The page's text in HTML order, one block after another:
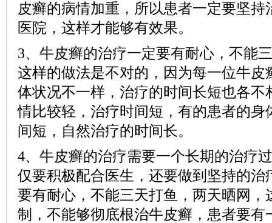
皮癣的病情加重，所以患者一定要坚持
医院，这样才能够有效果。
3、牛皮癣的治疗一定要有耐心，不能
这样的做法是不对的，因为每一位牛皮
体状况不一样，治疗的时间长短也各不
情比较轻，治疗时间短，有的患者的身
间短，自然治疗的时间长。
4、牛皮癣的治疗需要一个长期的治疗
仅要积极配合医生，还要做到坚持的治
要有耐心，不能三天打鱼，两天晒网，
制，不能够彻底根治牛皮癣，患者要有